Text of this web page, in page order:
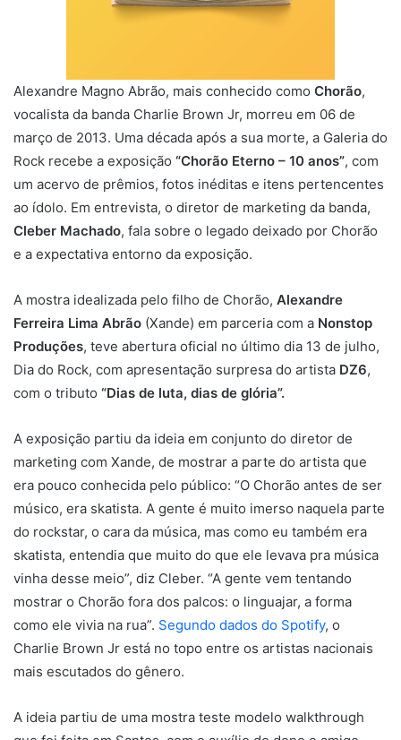
Alexandre Magno Abrão, mais conhecido como Chorão,
vocalista da banda Charlie Brown Jr, morreu em 06 de
março de 2013. Uma década após a sua morte, a Galeria do
Rock recebe a exposição “Chorão Eterno – 10 anos”, com
um acervo de prêmios, fotos inéditas e itens pertencentes
ao ídolo. Em entrevista, o diretor de marketing da banda,
Cleber Machado, fala sobre o legado deixado por Chorão
e a expectativa entorno da exposição.
A mostra idealizada pelo filho de Chorão, Alexandre
Ferreira Lima Abrão (Xande) em parceria com a Nonstop
Produções, teve abertura oficial no último dia 13 de julho,
Dia do Rock, com apresentação surpresa do artista DZ6,
com o tributo “Dias de luta, dias de glória”.
A exposição partiu da ideia em conjunto do diretor de
marketing com Xande, de mostrar a parte do artista que
era pouco conhecida pelo público: “O Chorão antes de ser
músico, era skatista. A gente é muito imerso naquela parte
do rockstar, o cara da música, mas como eu também era
skatista, entendia que muito do que ele levava pra música
vinha desse meio”, diz Cleber. “A gente vem tentando
mostrar o Chorão fora dos palcos: o linguajar, a forma
como ele vivia na rua”. Segundo dados do Spotify, o
Charlie Brown Jr está no topo entre os artistas nacionais
mais escutados do gênero.
A ideia partiu de uma mostra teste modelo walkthrough